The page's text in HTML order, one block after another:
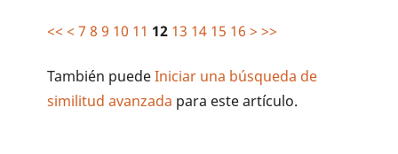
<< < 7 8 9 10 11 12 13 14 15 16 > >>
También puedeIniciar una búsqueda de
similitud avanzada para este artículo.